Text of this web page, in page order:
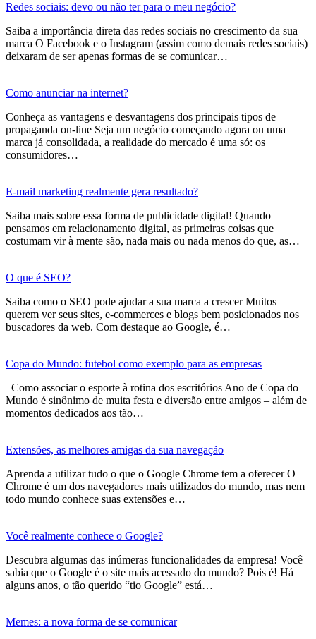
Redes sociais: devo ou não ter para o meu negócio?
Saiba a importância direta das redes sociais no crescimento da sua
marca O Facebook e o Instagram (assim como demais redes sociais)
deixaram de ser apenas formas de se comunicar…
Como anunciar na internet?
Conheça as vantagens e desvantagens dos principais tipos de
propaganda on-line Seja um negócio começando agora ou uma
marca já consolidada, a realidade do mercado é uma só: os
consumidores…
E-mail marketing realmente gera resultado?
Saiba mais sobre essa forma de publicidade digital! Quando
pensamos em relacionamento digital, as primeiras coisas que
costumam vir à mente são, nada mais ou nada menos do que, as…
O que é SEO?
Saiba como o SEO pode ajudar a sua marca a crescer Muitos
querem ver seus sites, e-commerces e blogs bem posicionados nos
buscadores da web. Com destaque ao Google, é…
Copa do Mundo: futebol como exemplo para as empresas
Como associar o esporte à rotina dos escritórios Ano de Copa do
Mundo é sinônimo de muita festa e diversão entre amigos – além de
momentos dedicados aos tão…
Extensões, as melhores amigas da sua navegação
Aprenda a utilizar tudo o que o Google Chrome tem a oferecer O
Chrome é um dos navegadores mais utilizados do mundo, mas nem
todo mundo conhece suas extensões e…
Você realmente conhece o Google?
Descubra algumas das inúmeras funcionalidades da empresa! Você
sabia que o Google é o site mais acessado do mundo? Pois é! Há
alguns anos, o tão querido “tio Google” está…
Memes: a nova forma de se comunicar